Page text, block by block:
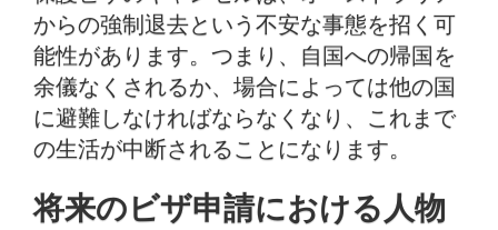
からの強制退去という不安な事態を招く可
能性があります。つまり、自国への帰国を
余儀なくされるか、場合によっては他の国
に避難しなければならなくなり、これまで
の生活が中断されることになります。
将来のビザ申請における人物